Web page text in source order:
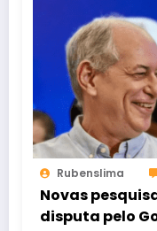
Rubenslima
Novas
disputa pelo